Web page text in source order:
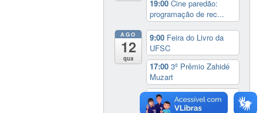
19:00Cine paredão:
programação de rec...
AGO
12
qua
9:00 Feira do Livro da
UFSC
17:003º Prêmio Zahidé
Muzart
19:00Cine paredão:
programação de rec...